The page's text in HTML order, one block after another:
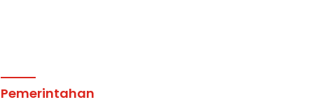
Pemerintahan